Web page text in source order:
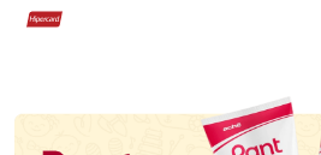
Hipercard
Promoção em